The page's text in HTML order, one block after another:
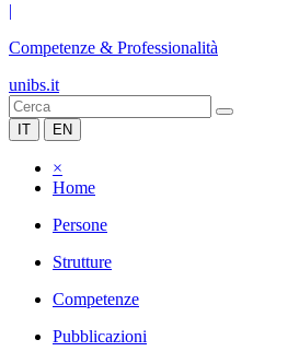
|
Competenze & Professionalità
unibs.it
IT EN
×
Home
Persone
Strutture
Competenze
Pubblicazioni